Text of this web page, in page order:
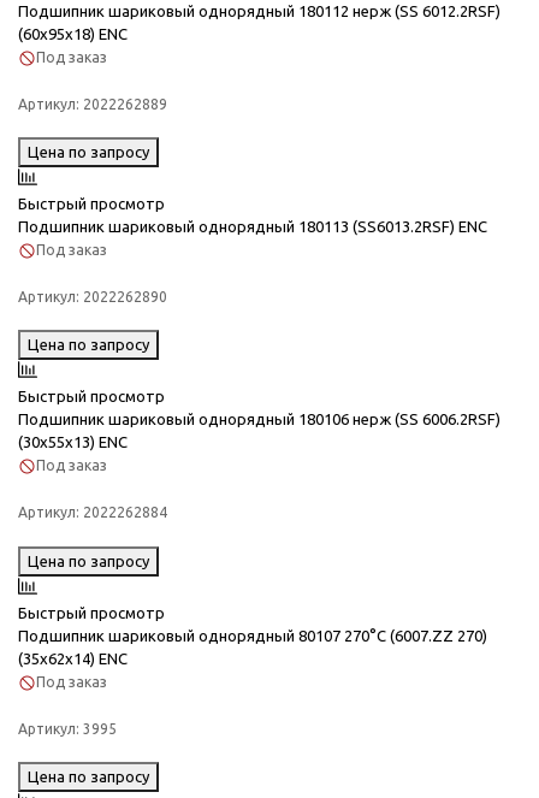
Подшипник шариковый однорядный 180112 нерж (SS 6012.2RSF)
(60x95x18) ENC
Под заказ
Артикул: 2022262889
Цена по запросу
Быстрый просмотр
Подшипник шариковый однорядный 180113 (SS6013.2RSF) ENC
Под заказ
Артикул: 2022262890
Цена по запросу
Быстрый просмотр
Подшипник шариковый однорядный 180106 нерж (SS 6006.2RSF)
(30x55x13) ENC
Под заказ
Артикул: 2022262884
Цена по запросу
Быстрый просмотр
Подшипник шариковый однорядный 80107 270°C (6007.ZZ 270)
(35x62x14) ENC
Под заказ
Артикул: 3995
Цена по запросу